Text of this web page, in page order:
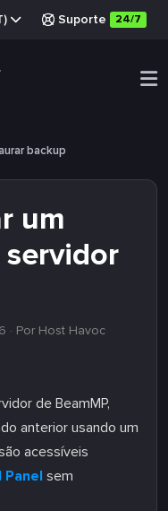
Suporte 24/7
backup
um
· Por Host Havoc
de BeamMP,
anterior usando um
acessíveis
Panel sem